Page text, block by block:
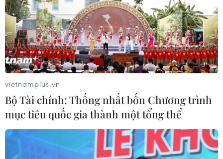
vietnamplus.vn
Bộ Tài chính: Thống nhất bốn Chương trình
mục tiêu quốc gia thành một tổng thể